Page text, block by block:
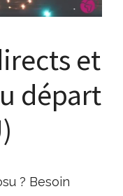
et
départ
? Besoin